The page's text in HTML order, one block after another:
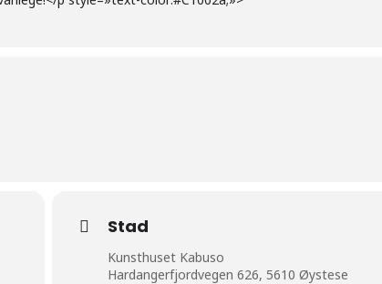
Stad
Kunsthuset Kabuso
Hardangerfjordvegen 626, 5610 Øystese